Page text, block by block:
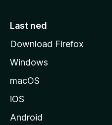
s
d
a
Last ned
Download Firefox
Windows
macOS
iOS
Android